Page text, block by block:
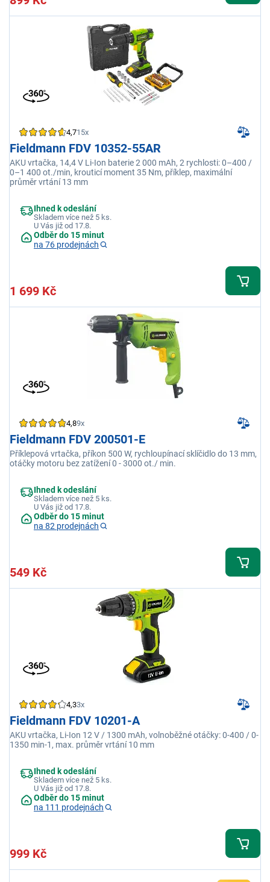
4,715x
Fieldmann FDV 10352-55AR
AKU vrtačka, 14,4 V Li-Ion baterie 2 000 mAh, 2 rychlosti: 0–400 /
0–1 400 ot./min, krouticí moment 35 Nm, příklep, maximální
průměr vrtání 13 mm
Ihned k odeslání
Skladem více než 5 ks.
U Vás již od 17.8.
Odběr do 15 minut
na 76 prodejnách
1 699 Kč
4,89x
Fieldmann FDV 200501-E
Příklepová vrtačka, příkon 500 W, rychloupínací sklíčidlo do 13 mm,
otáčky motoru bez zatížení 0 - 3000 ot./ min.
Ihned k odeslání
Skladem více než 5 ks.
U Vás již od 17.8.
Odběr do 15 minut
na 82 prodejnách
549 Kč
4,33x
Fieldmann FDV 10201-A
AKU vrtačka, Li-Ion 12 V / 1300 mAh, volnoběžné otáčky: 0-400 / 0-
1350 min-1, max. průměr vrtání 10 mm
Ihned k odeslání
Skladem více než 5 ks.
U Vás již od 17.8.
Odběr do 15 minut
na 111 prodejnách
999 Kč